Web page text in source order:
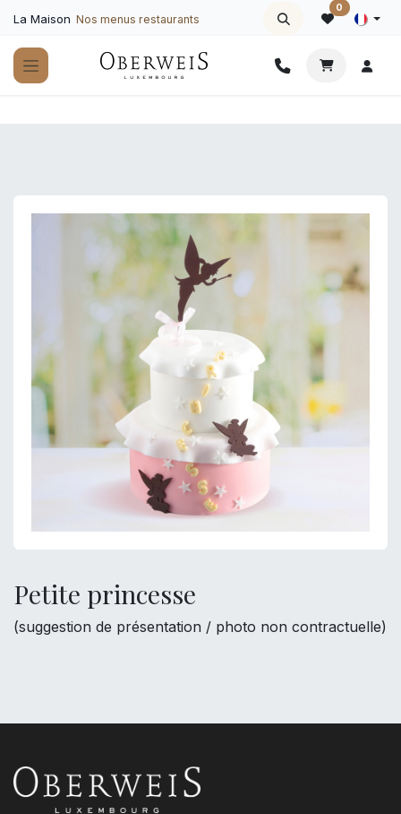
La Maison Nos menus restaurants
0
Petite princesse
(suggestion de présentation / photo non contractuelle)